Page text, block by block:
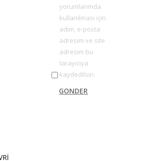
yorumlarımda
kullanılması için
adım, e-posta
adresim ve site
adresim bu
tarayıcıya
kaydedilsin.